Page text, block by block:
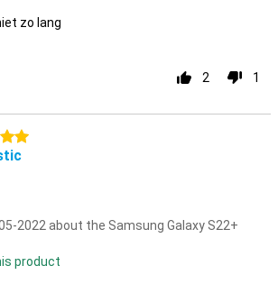
zo lang
2 1
2022 about the Samsung Galaxy S22+
product